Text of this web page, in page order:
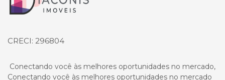
CRECI: 296804
Conectando você às melhores oportunidades no mercado,
Conectando você às melhores oportunidades no mercado